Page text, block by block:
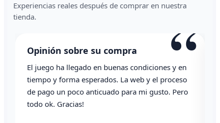
Experiencias reales después de comprar en nuestra
tienda.
“
Opinión sobre su compra
El juego ha llegado en buenas condiciones y en
tiempo y forma esperados. La web y el proceso
de pago un poco anticuado para mi gusto. Pero
todo ok. Gracias!